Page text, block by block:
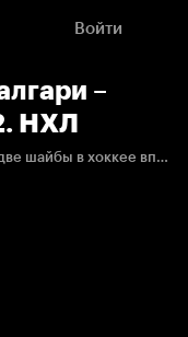
Войти
–
НХЛ
В футболе два мяча видим иногда, а вот две шайбы в хоккее впервые.